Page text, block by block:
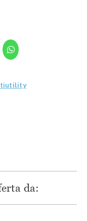
Fai
clic
per
(Si
apre
da: